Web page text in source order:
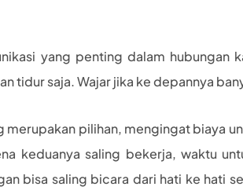
yang penting dalam hubungan
tidur saja. Wajar jika ke depannya
pilihan, mengingat biaya
keduanya saling bekerja, waktu
bisa saling bicara dari hati ke hati